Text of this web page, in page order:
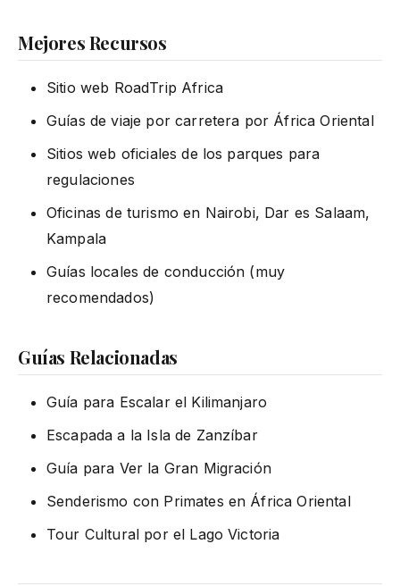
Mejores Recursos
Sitio web RoadTrip Africa
Guías de viaje por carretera por África Oriental
Sitios web oficiales de los parques para
regulaciones
Oficinas de turismo en Nairobi, Dar es Salaam,
Kampala
Guías locales de conducción (muy
recomendados)
Guías Relacionadas
Guía para Escalar el Kilimanjaro
Escapada a la Isla de Zanzíbar
Guía para Ver la Gran Migración
Senderismo con Primates en África Oriental
Tour Cultural por el Lago Victoria